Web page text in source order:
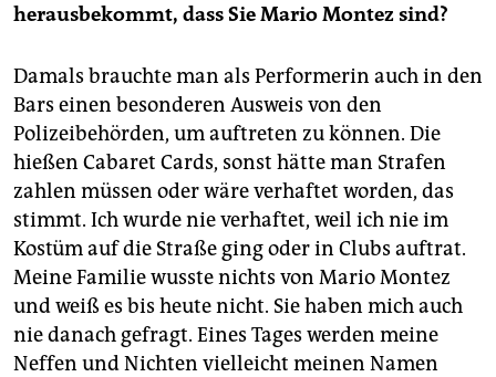
herausbekommt, dass Sie Mario Montez sind?
Damals brauchte man als Performerin auch in den
Bars einen besonderen Ausweis von den
Polizeibehörden, um auftreten zu können. Die
hießen Cabaret Cards, sonst hätte man Strafen
zahlen müssen oder wäre verhaftet worden, das
stimmt. Ich wurde nie verhaftet, weil ich nie im
Kostüm auf die Straße ging oder in Clubs auftrat.
Meine Familie wusste nichts von Mario Montez
und weiß es bis heute nicht. Sie haben mich auch
nie danach gefragt. Eines Tages werden meine
Neffen und Nichten vielleicht meinen Namen